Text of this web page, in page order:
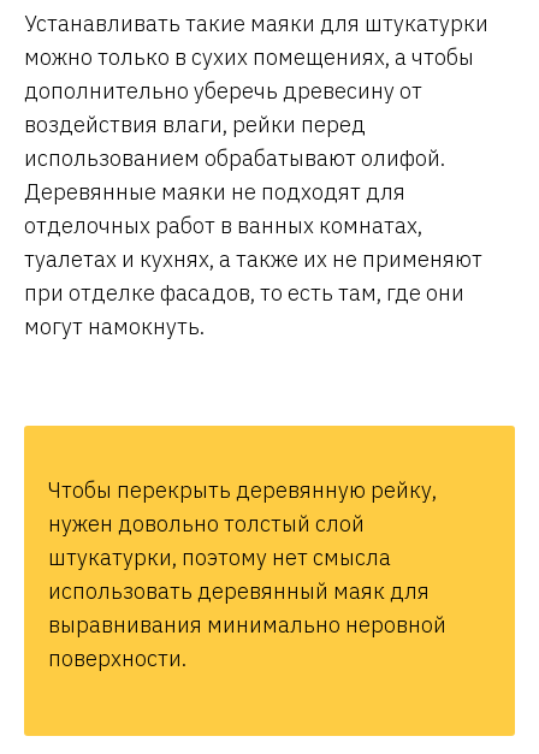
Устанавливать такие маяки для штукатурки
можно только в сухих помещениях, а чтобы
дополнительно уберечь древесину от
воздействия влаги, рейки перед
использованием обрабатывают олифой.
Деревянные маяки не подходят для
отделочных работ в ванных комнатах,
туалетах и кухнях, а также их не применяют
при отделке фасадов, то есть там, где они
могут намокнуть.
Чтобы перекрыть деревянную рейку,
нужен довольно толстый слой
штукатурки, поэтому нет смысла
использовать деревянный маяк для
выравнивания минимально неровной
поверхности.